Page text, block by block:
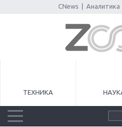
CNews Аналитика
ТЕХНИКА